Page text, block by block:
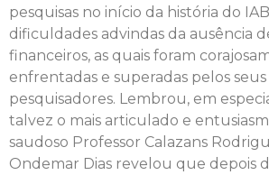
pesquisas no início da história do
dificuldades advindas da ausência
financeiros, as quais foram
enfrentadas e superadas pelos
pesquisadores. Lembrou, em
talvez o mais articulado e
saudoso Professor Calazans
Ondemar Dias revelou que depois